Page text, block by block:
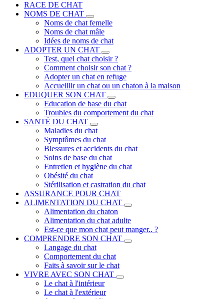
RACE DE CHAT
NOMS DE CHAT
Noms de chat femelle
Noms de chat mâle
Idées de noms de chat
ADOPTER UN CHAT
Test, quel chat choisir ?
Comment choisir son chat ?
Adopter un chat en refuge
Accueillir un chat ou un chaton à la maison
EDUQUER SON CHAT
Education de base du chat
Troubles du comportement du chat
SANTÉ DU CHAT
Maladies du chat
Symptômes du chat
Blessures et accidents du chat
Soins de base du chat
Entretien et hygiène du chat
Obésité du chat
Stérilisation et castration du chat
ASSURANCE POUR CHAT
ALIMENTATION DU CHAT
Alimentation du chaton
Alimentation du chat adulte
Est-ce que mon chat peut manger.. ?
COMPRENDRE SON CHAT
Langage du chat
Comportement du chat
Faits à savoir sur le chat
VIVRE AVEC SON CHAT
Le chat à l'intérieur
Le chat à l'extérieur